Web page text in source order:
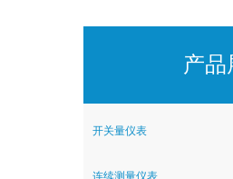
产品
开关量仪表
连续测量仪表